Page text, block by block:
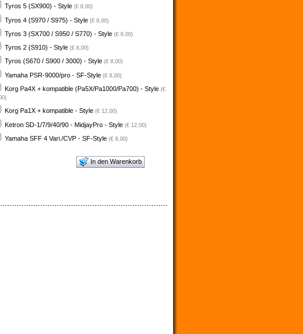
Tyros 5 (SX900) - Style (€ 8,00)
Tyros 4 (S970 / S975) - Style (€ 8,00)
Tyros 3 (SX700 / S950 / S770) - Style (€ 8,00)
Tyros 2 (S910) - Style (€ 8,00)
Tyros (S670 / S900 / 3000) - Style (€ 8,00)
Yamaha PSR-9000/pro - SF-Style (€ 8,00)
Korg Pa4X + kompatible (Pa5X/Pa1000/Pa700) - Style (€
Korg Pa1X + kompatible - Style (€ 12,00)
Ketron SD-1/7/9/40/90 - MidjayPro - Style (€ 12,00)
Yamaha SFF 4 Vari./CVP - SF-Style (€ 8,00)
In den Warenkorb